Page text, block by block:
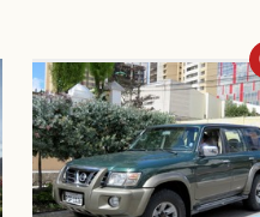
5%OFF